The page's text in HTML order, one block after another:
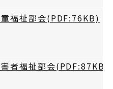
福祉部会(PDF:76KB)
者福祉部会(PDF:87KB)